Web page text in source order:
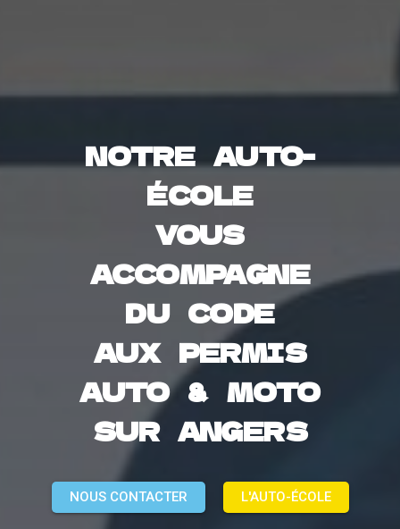
NOTRE AUTO-
ÉCOLE
VOUS
ACCOMPAGNE
DU CODE
AUX PERMIS
AUTO & MOTO
SUR ANGERS
NOUS CONTACTER L'AUTO-ÉCOLE